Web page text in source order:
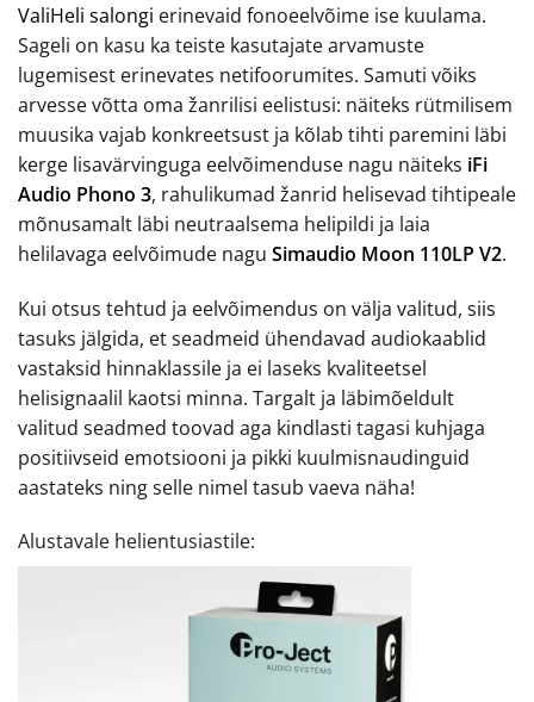
ValiHeli salongi erinevaid fonoeelvõime ise kuulama.
Sageli on kasu ka teiste kasutajate arvamuste
lugemisest erinevates netifoorumites. Samuti võiks
arvesse võtta oma žanrilisi eelistusi: näiteks rütmilisem
muusika vajab konkreetsust ja kõlab tihti paremini läbi
kerge lisavärvinguga eelvõimenduse nagu näiteks iFi
Audio Phono 3, rahulikumad žanrid helisevad tihtipeale
mõnusamalt läbi neutraalsema helipildi ja laia
helilavaga eelvõimude nagu Simaudio Moon 110LP V2.
Kui otsus tehtud ja eelvõimendus on välja valitud, siis
tasuks jälgida, et seadmeid ühendavad audiokaablid
vastaksid hinnaklassile ja ei laseks kvaliteetsel
helisignaalil kaotsi minna. Targalt ja läbimõeldult
valitud seadmed toovad aga kindlasti tagasi kuhjaga
positiivseid emotsiooni ja pikki kuulmisnaudinguid
aastateks ning selle nimel tasub vaeva näha!
Alustavale helientusiastile: